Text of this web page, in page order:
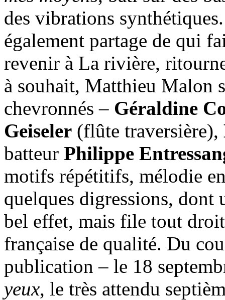
des vibrations
également partage de qui
revenir à La rivière,
à souhait, Matthieu Malon
chevronnés – Géraldine
Geiseler (flûte traversière),
batteur Philippe
motifs répétitifs, mélodie
quelques digressions, dont
bel effet, mais file tout
française de qualité. Du
publication – le 18
yeux, le très attendu